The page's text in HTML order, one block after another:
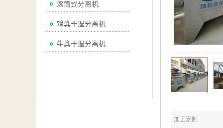
滚筒式分离机
鸡粪干湿分离机
牛粪干湿分离机
加工定制